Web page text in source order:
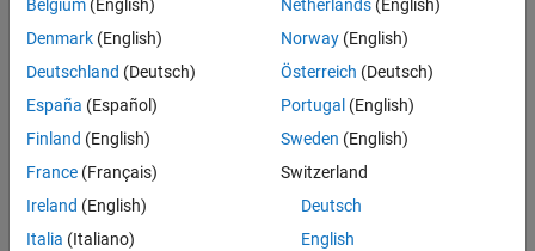
0(default)
Starting address of the input register.
Recommended Settings
Programmatic Use
Belgium (English)
Denmark (English)
Deutschland (Deutsch)
España (Español)
Finland (English)
France (Français)
Ireland (English)
Italia (Italiano)
Netherlands(English)
Norway(English)
Österreich (Deutsch)
Portugal (English)
Sweden (English)
Switzerland
Deutsch
English